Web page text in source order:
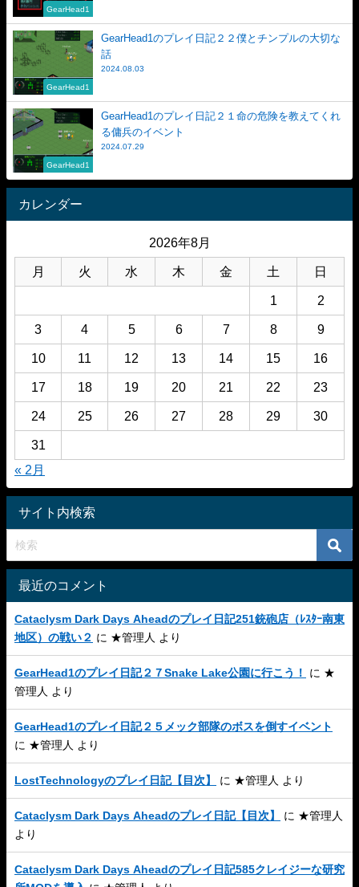
GearHead1
GearHead1
GearHead1のプレイ日記２２僕とチンプルの大切な
話
2024.08.03
GearHead1
GearHead1のプレイ日記２１命の危険を教えてくれ
る傭兵のイベント
2024.07.29
カレンダー
2026年8月
月 火 水 木 金 土 日
1 2
3 4 5 6 7 8 9
10 11 12 13 14 15 16
17 18 19 20 21 22 23
24 25 26 27 28 29 30
31
« 2月
サイト内検索
最近のコメント
Cataclysm Dark Days Aheadのプレイ日記251銃砲店（ﾚｽﾀｰ南東
地区）の戦い２ に ★管理人 より
GearHead1のプレイ日記２７Snake Lake公園に行こう！ に ★
管理人
より
GearHead1のプレイ日記２５メック部隊のボスを倒すイベント
に ★管理人 より
LostTechnologyのプレイ日記【目次】 に ★管理人 より
Cataclysm Dark Days Aheadのプレイ日記【目次】 に ★管理人
より
Cataclysm Dark Days Aheadのプレイ日記585クレイジーな研究